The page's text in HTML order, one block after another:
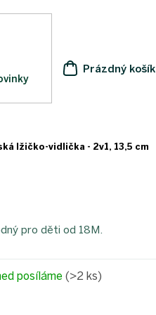
NÁKUPNÍ
Prázdný košík
lžičko-vidlička - 2v1, 13,5 cm
posíláme(>2 ks)
pro děti od 18M.